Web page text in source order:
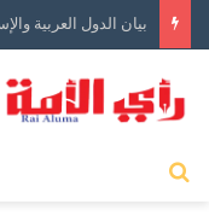
مضيق هرمز سلاح جيو